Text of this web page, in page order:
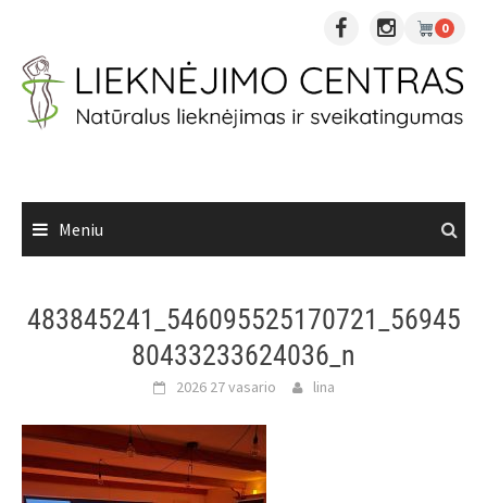
content
0
Meniu
483845241_546095525170721_56945
80433233624036_n
2026 27 vasario lina